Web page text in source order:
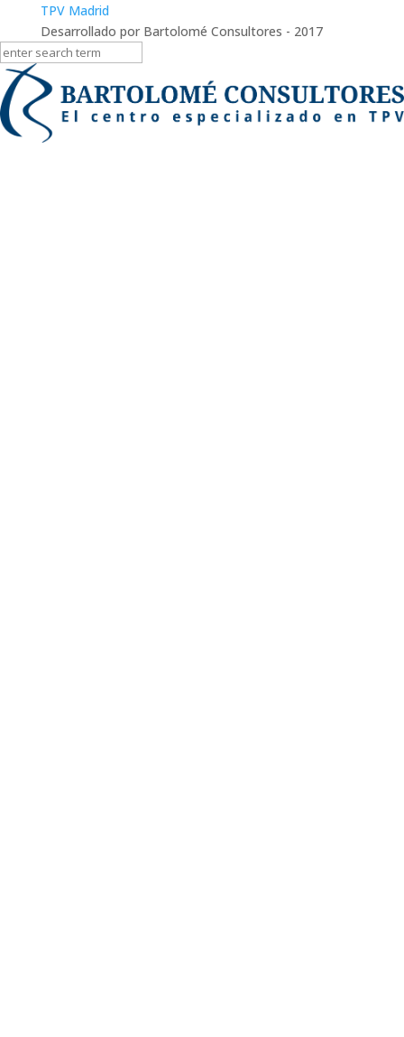
TPV Madrid
Desarrollado por Bartolomé Consultores - 2017